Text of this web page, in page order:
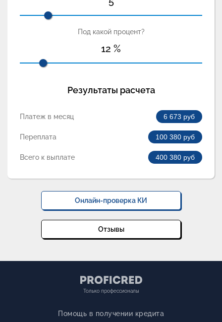
Под какой процент?
12 %
Результаты расчета
Платеж в месяц 6 673 руб
Переплата 100 380 руб
Всего к выплате 400 380 руб
Онлайн-проверка КИ
Отзывы
Только профессионалы
Помощь в получении кредита